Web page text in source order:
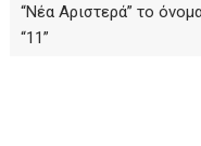
“Νέα Αριστερά” το
“11”